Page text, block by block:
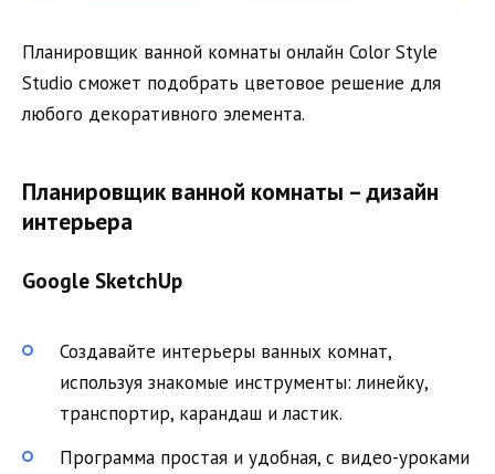
Планировщик ванной комнаты онлайн Color Style
Studio сможет подобрать цветовое решение для
любого декоративного элемента.
Планировщик ванной комнаты – дизайн
интерьера
Google SketchUp
Создавайте интерьеры ванных комнат,
используя знакомые инструменты: линейку,
транспортир, карандаш и ластик.
Программа простая и удобная, с видео-уроками